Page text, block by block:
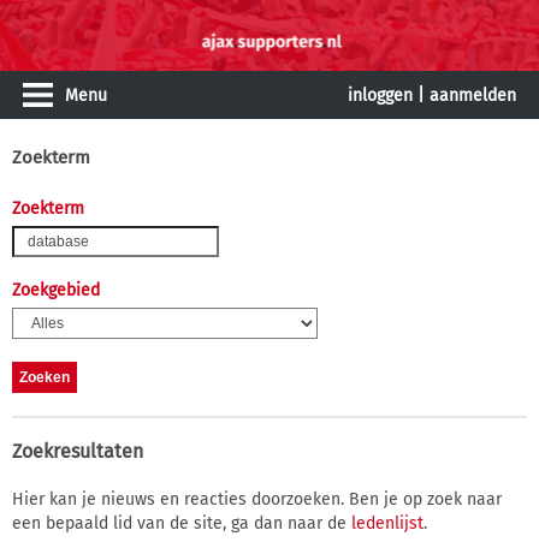
Menu inloggen aanmelden
Zoekterm
Zoekterm
Zoekgebied
Zoekresultaten
Hier kan je nieuws en reacties doorzoeken. Ben je op zoek naar
een bepaald lid van de site, ga dan naar de ledenlijst.